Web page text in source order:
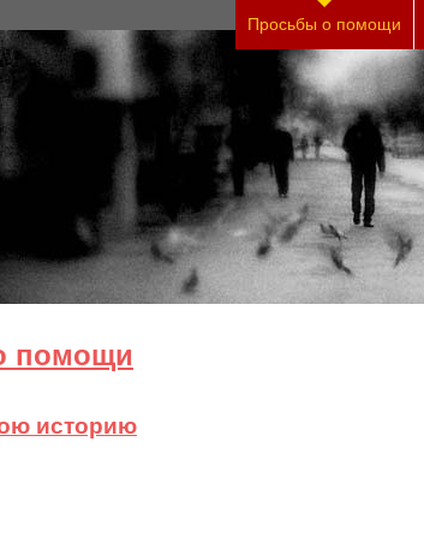
и его психологические
Просьбы о помощи
помощи
историю